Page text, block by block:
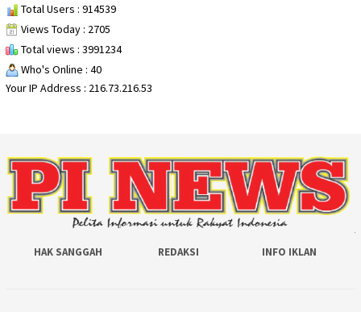
Total Users : 914539
Views Today : 2705
Total views : 3991234
Who's Online : 40
Your IP Address : 216.73.216.53
HAK SANGGAH REDAKSI INFO IKLAN